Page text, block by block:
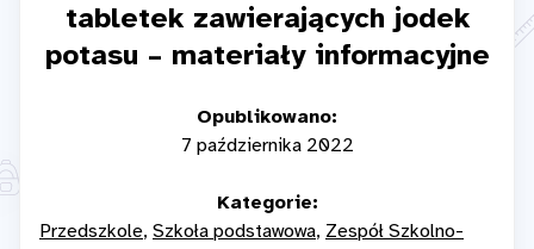
tabletek zawierających jodek
potasu – materiały informacyjne
Opublikowano:
7 października 2022
Kategorie:
Przedszkole Szkoła podstawowa Zespół Szkolno-